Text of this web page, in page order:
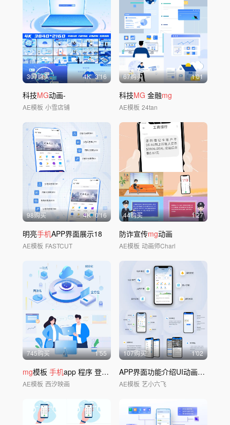
307购买 4K 3'16
科技MG动画-
AE模板 小雪店铺
67购买 1'01
科技MG 金融mg
AE模板 24tan
98购买 4K 0'16
明亮手机APP界面展示18
AE模板 FASTCUT
44购买 1'27
防诈宣传mg动画
AE模板 动画师Charl
745购买 1'55
mg模板 手机app 程序 登录注册
AE模板 西汐映画
107购买 1'02
APP界面功能介绍UI动画
MG
AE模板 艺小六飞